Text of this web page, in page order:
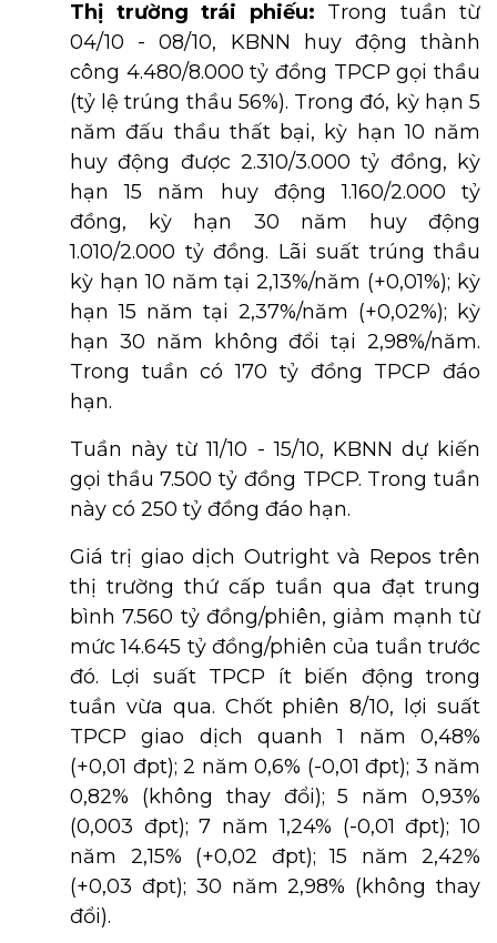
Thị trường trái phiếu: Trong tuần từ
04/10 - 08/10, KBNN huy động thành
công 4.480/8.000 tỷ đồng TPCP gọi thầu
(tỷ lệ trúng thầu 56%). Trong đó, kỳ hạn 5
năm đấu thầu thất bại, kỳ hạn 10 năm
huy động được 2.310/3.000 tỷ đồng, kỳ
hạn 15 năm huy động 1.160/2.000 tỷ
đồng, kỳ hạn 30 năm huy động
1.010/2.000 tỷ đồng. Lãi suất trúng thầu
kỳ hạn 10 năm tại 2,13%/năm (+0,01%); kỳ
hạn 15 năm tại 2,37%/năm (+0,02%); kỳ
hạn 30 năm không đổi tại 2,98%/năm.
Trong tuần có 170 tỷ đồng TPCP đáo
hạn.
Tuần này từ 11/10 - 15/10, KBNN dự kiến
gọi thầu 7.500 tỷ đồng TPCP. Trong tuần
này có 250 tỷ đồng đáo hạn.
Giá trị giao dịch Outright và Repos trên
thị trường thứ cấp tuần qua đạt trung
bình 7.560 tỷ đồng/phiên, giảm mạnh từ
mức 14.645 tỷ đồng/phiên của tuần trước
đó. Lợi suất TPCP ít biến động trong
tuần vừa qua. Chốt phiên 8/10, lợi suất
TPCP giao dịch quanh 1 năm 0,48%
(+0,01 đpt); 2 năm 0,6% (-0,01 đpt); 3 năm
0,82% (không thay đổi); 5 năm 0,93%
(0,003 đpt); 7 năm 1,24% (-0,01 đpt); 10
năm 2,15% (+0,02 đpt); 15 năm 2,42%
(+0,03 đpt); 30 năm 2,98% (không thay
đổi).